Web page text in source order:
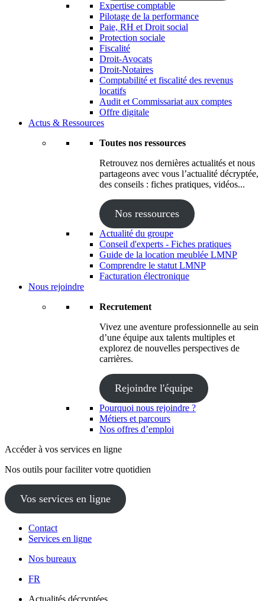
Expertise comptable
Pilotage de la performance
Paie, RH et Droit social
Protection sociale
Fiscalité
Droit-Avocats
Droit-Notaires
Comptabilité et fiscalité des revenus
locatifs
Audit et Commissariat aux comptes
Offre digitale
Actus & Ressources
Toutes nos ressources
Retrouvez nos dernières actualités et nous
partageons avec vous l’actualité décryptée,
des conseils : fiches pratiques, vidéos...
Nos ressources
Actualité du groupe
Conseil d'experts - Fiches pratiques
Guide de la location meublée LMNP
Comprendre le statut LMNP
Facturation électronique
Nous rejoindre
Recrutement
Vivez une aventure professionnelle au sein
d’une équipe aux talents multiples et
explorez de nouvelles perspectives de
carrières.
Rejoindre l'équipe
Pourquoi nous rejoindre ?
Métiers et parcours
Nos offres d’emploi
Accéder à vos services en ligne
Nos outils pour faciliter votre quotidien
Vos services en ligne
Contact
Services en ligne
Nos bureaux
FR
Actualités décryptées